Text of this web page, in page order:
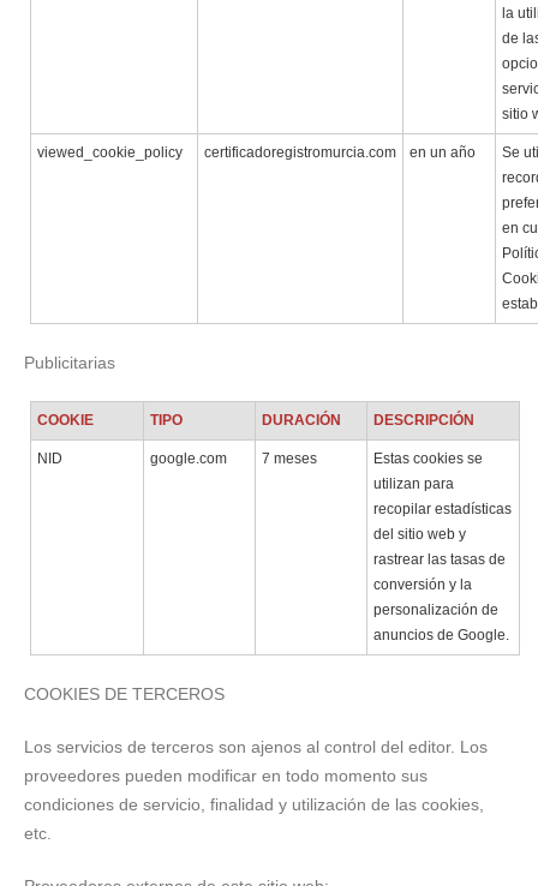
la
de
sitio
viewed_cookie_policy certificadoregistromurcia.com en un año
Se
en
Publicitarias
COOKIE TIPO DURACIÓN DESCRIPCIÓN
NID google.com 7 meses
Estas cookies se
utilizan para
recopilar estadísticas
del sitio web y
rastrear las tasas de
conversión y la
personalización de
anuncios de Google.
COOKIES DE TERCEROS
Los servicios de terceros son ajenos al control del editor. Los
proveedores pueden modificar en todo momento sus
condiciones de servicio, finalidad y utilización de las cookies,
etc.